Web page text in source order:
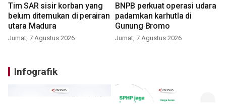
Tim SAR sisir korban yang
belum ditemukan di perairan
utara Madura
Jumat, 7 Agustus 2026
BNPB perkuat operasi udara
padamkan karhutla di
Gunung Bromo
Jumat, 7 Agustus 2026
Infografik